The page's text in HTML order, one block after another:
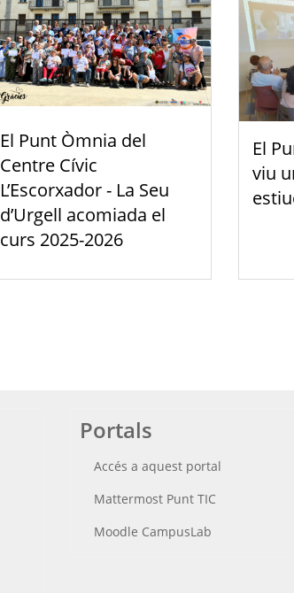
El Punt Òmnia del
Centre Cívic
L’Escorxador - La Seu
d’Urgell acomiada el
curs 2025-2026
El
viu
Portals
Accés a aquest portal
Mattermost Punt TIC
Moodle CampusLab